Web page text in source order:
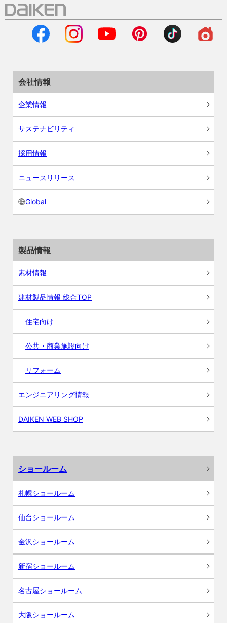
会社情報
企業情報
サステナビリティ
採用情報
ニュースリリース
Global
製品情報
素材情報
建材製品情報 総合TOP
住宅向け
公共・商業施設向け
リフォーム
エンジニアリング情報
DAIKEN WEB SHOP
ショールーム
札幌ショールーム
仙台ショールーム
金沢ショールーム
新宿ショールーム
名古屋ショールーム
大阪ショールーム